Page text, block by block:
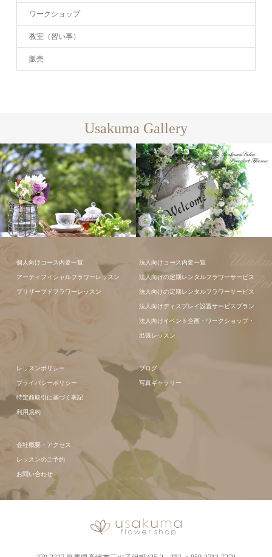
ワークショップ
教室（習い事）
販売
Usakuma Gallery
ンジメント
ンジメント
個人向けコース内要一覧
アーティフィシャルフラワーレッスン
プリザーブドフラワーレッスン
法人向けコース内要一覧
法人向けの定期レンタルフラワーサービス
法人向けの定期レンタルフラワーサービス
法人向けディスプレイ設置サービスプラン
法人向けイベント企画・ワークショップ・
出張レッスン
レッスンポリシー
プライバシーポリシー
特定商取引に基づく表記
利用規約
ブログ
写真ギャラリー
会社概要・アクセス
レッスンのご予約
お問い合わせ